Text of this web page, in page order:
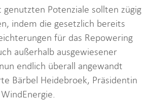
genutzten Potenziale sollten zügig
indem die gesetzlich bereits
für das Repowering
außerhalb ausgewiesener
endlich überall angewandt
Bärbel Heidebroek, Präsidentin